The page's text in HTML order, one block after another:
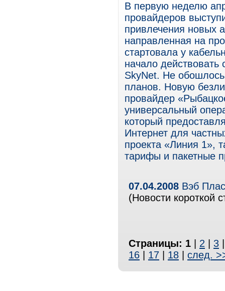
В первую неделю
провайдеров
привлечения новых
направленная на
стартовала у
начало
SkyNet. Не
планов. Новую
провайдер
универсальный
который
Интернет для
проекта «Линия 1»,
тарифы и пакетные
07.04.2008 Вэб
(Новости короткой
Страницы: 1 2 3
16
17 18 след.